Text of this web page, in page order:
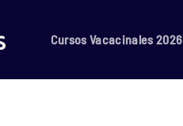
Cursos Vacacinales 2026